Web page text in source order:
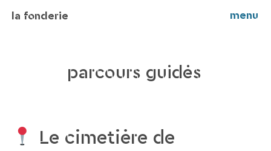
la fonderie menu
parcours guidés
Le cimetière de